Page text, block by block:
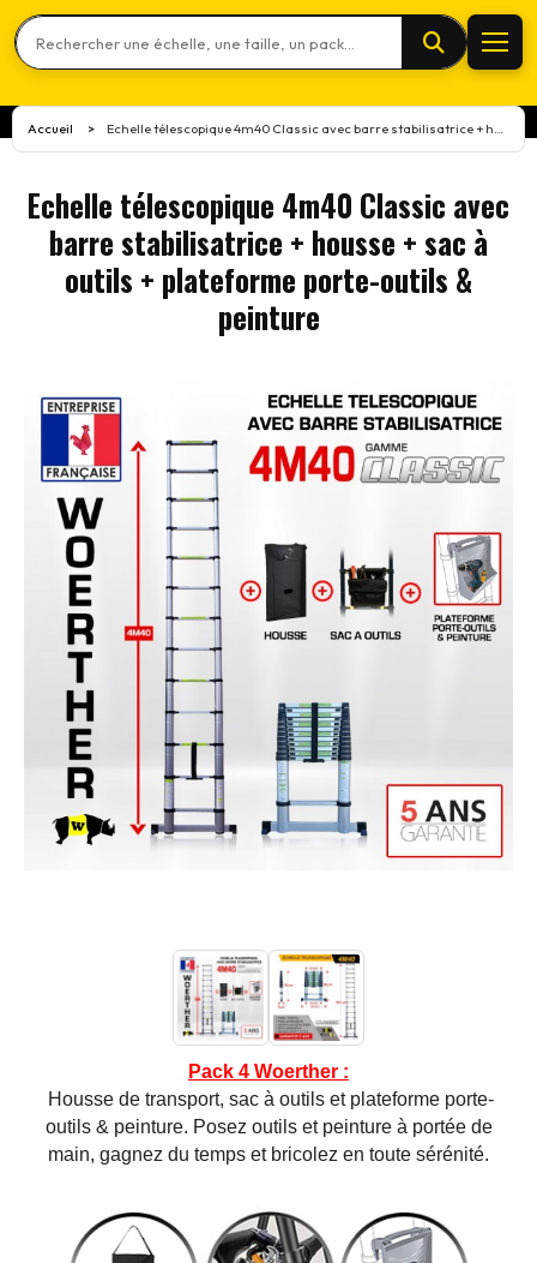
Rechercher un produit
Accueil > Echelle télescopique 4m40 Classic avec barre stabilisatrice + housse + sac à outils + plateforme porte-outils & peinture
Echelle télescopique 4m40 Classic avec
barre stabilisatrice + housse + sac à
outils + plateforme porte-outils &
peinture
Pack 4 Woerther :
Housse de transport, sac à outils et plateforme porte-
outils & peinture. Posez outils et peinture à portée de
main, gagnez du temps et bricolez en toute sérénité.